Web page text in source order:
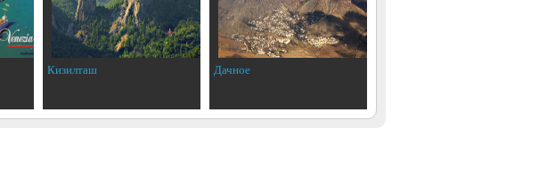
Кизилташ Дачное